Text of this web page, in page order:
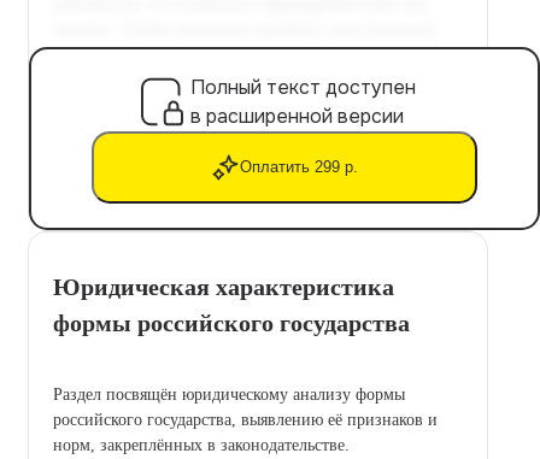
Полный текст доступен
в расширенной версии
Оплатить 299 р.
Юридическая характеристика
формы российского государства
Раздел посвящён юридическому анализу формы
российского государства, выявлению её признаков и
норм, закреплённых в законодательстве.